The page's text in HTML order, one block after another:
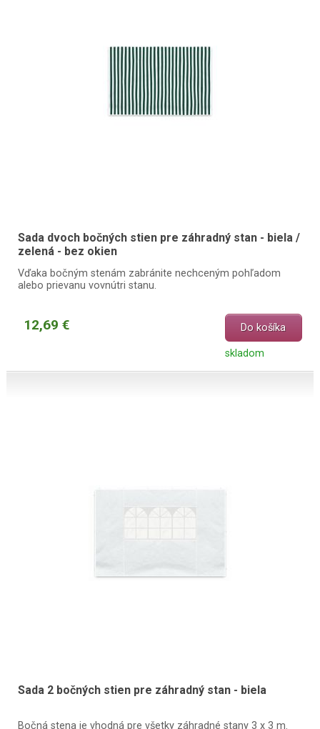
Sada dvoch bočných stien pre záhradný stan - biela /
zelená - bez okien
Vďaka bočným stenám zabránite nechceným pohľadom
alebo prievanu vovnútri stanu.
12,69 € Do košíka
skladom
Sada 2 bočných stien pre záhradný stan - biela
Bočná stena je vhodná pre všetky záhradné stany 3 x 3 m.